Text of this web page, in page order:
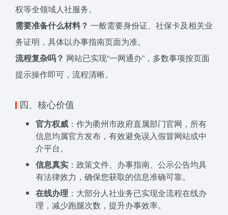
权等全领域人社服务。
需要准备什么材料？ 一般需要身份证、社保卡及相关业
务证明，具体以办事指南页面为准。
流程复杂吗？ 网站已实现“一网通办”，多数事项按页面
提示操作即可，流程清晰。
四、核心价值
官方权威 ：作为衢州市政府直属部门官网，所有
信息均属官方发布，有效避免误入假冒网站或中
介平台。
信息真实 ：政策文件、办事指南、公示公告均具
有法律效力，确保您获取的信息准确可靠。
在线办理 ：大部分人社业务已实现全流程在线办
理，减少跑腿次数，提升办事效率。